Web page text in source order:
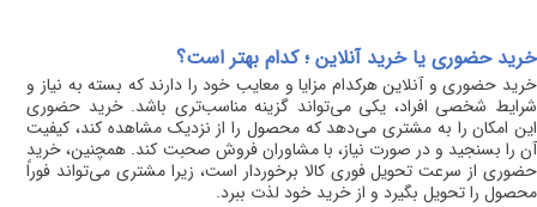
خرید حضوری یا خرید آنلاین ؛ کدام بهتر است؟
خرید حضوری و آنلاین هرکدام مزایا و معایب خود را دارند که بسته به نیاز و
شرایط شخصی افراد، یکی می‌تواند گزینه مناسب‌تری باشد. خرید حضوری
این امکان را به مشتری می‌دهد که محصول را از نزدیک مشاهده کند، کیفیت
آن را بسنجید و در صورت نیاز، با مشاوران فروش صحبت کند. همچنین، خرید
حضوری از سرعت تحویل فوری کالا برخوردار است، زیرا مشتری می‌تواند فوراً
محصول را تحویل بگیرد و از خرید خود لذت ببرد.